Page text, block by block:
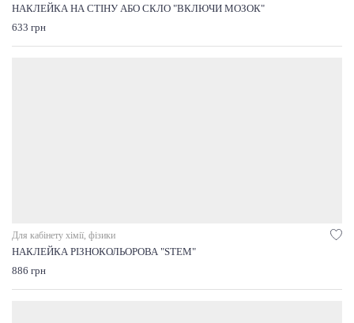
НАКЛЕЙКА НА СТІНУ АБО СКЛО "ВКЛЮЧИ МОЗОК"
633 грн
Для кабінету хімії, фізики
НАКЛЕЙКА РІЗНОКОЛЬОРОВА "STEM"
886 грн